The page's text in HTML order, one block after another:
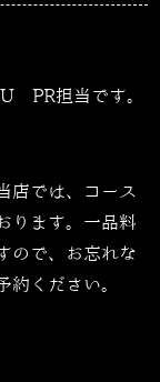
PR担当です。
店では、コース
ります。一品料
ので、お忘れな
ください。